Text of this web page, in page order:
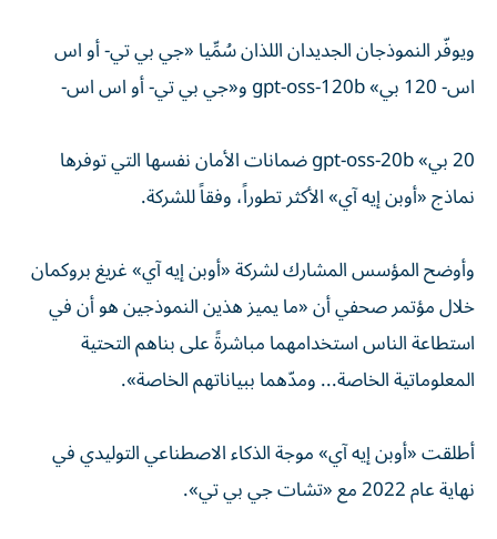
ويوفّر النموذجان الجديدان اللذان سُمِّيا «جي بي تي- أو اس
اس- 120 بي» gpt-oss-120b و«جي بي تي- أو اس اس-
20 بي» gpt-oss-20b ضمانات الأمان نفسها التي توفرها
نماذج «أوبن إيه آي» الأكثر تطوراً، وفقاً للشركة.
وأوضح المؤسس المشارك لشركة «أوبن إيه آي» غريغ بروكمان
خلال مؤتمر صحفي أن «ما يميز هذين النموذجين هو أن في
استطاعة الناس استخدامهما مباشرةً على بناهم التحتية
المعلوماتية الخاصة... ومدّهما ببياناتهم الخاصة».
أطلقت «أوبن إيه آي» موجة الذكاء الاصطناعي التوليدي في
نهاية عام 2022 مع «تشات جي بي تي».